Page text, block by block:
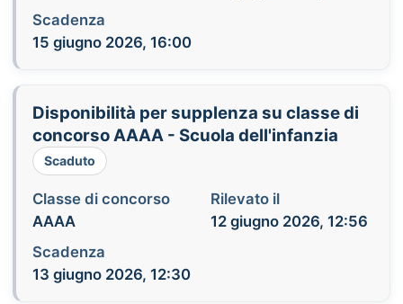
Scadenza
15 giugno 2026, 16:00
Disponibilità per supplenza su classe di
concorso AAAA - Scuola dell'infanzia
Scaduto
Classe di concorso
AAAA
Rilevato il
12 giugno 2026, 12:56
Scadenza
13 giugno 2026, 12:30